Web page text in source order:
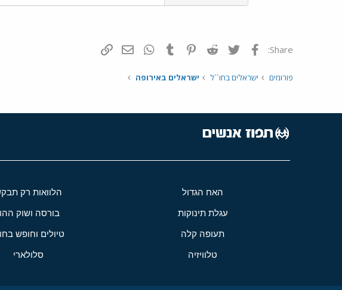
Share: פייסבוק Twitter
Reddit
Pinterest
Tumblr
WhatsAppדואר אלקטרוני
פורומים ישראלים בחו``ל ישראלים באירופה
האח הגדול הלוואות רק
עגלת תינוקות בורסה ושוק
תעופה קלה טיולים וחופש
טלוויזיה סלולארי